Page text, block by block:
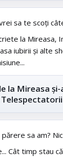
sa te scoți
la Mireasa,
iubirii și alte
la Mireasa
părere sa am?
Cât timp stau